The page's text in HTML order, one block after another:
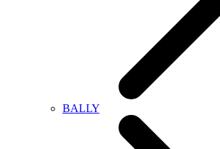
BALLY